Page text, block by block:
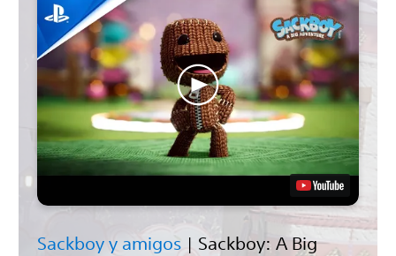
Sackboy y amigos | Sackboy: A Big